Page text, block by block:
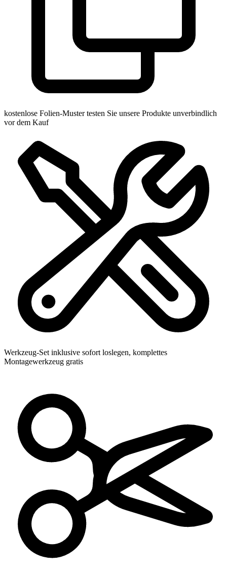
kostenlose Folien-Muster testen Sie unsere Produkte unverbindlich
vor dem Kauf
Werkzeug-Set inklusive sofort loslegen, komplettes
Montagewerkzeug gratis